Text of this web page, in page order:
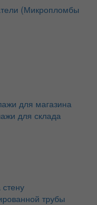
(Микропломбы
для магазина
для склада
трубы